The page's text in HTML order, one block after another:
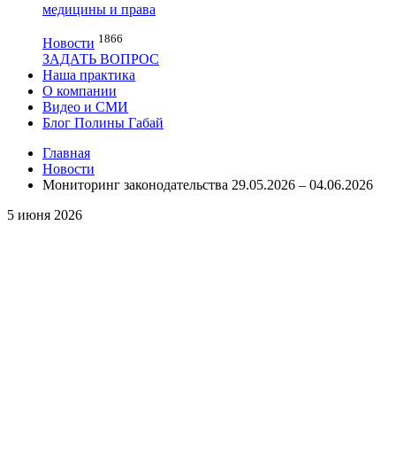
медицины и права
Новости 1866
ЗАДАТЬ ВОПРОС
Наша практика
О компании
Видео и СМИ
Блог Полины Габай
Главная
Новости
Мониторинг законодательства 29.05.2026 – 04.06.2026
5 июня 2026